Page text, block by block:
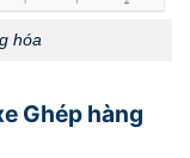
hóa
Ghép hàng